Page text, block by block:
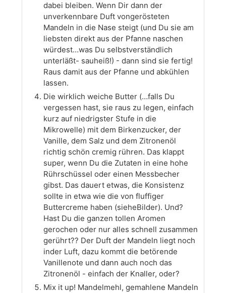
dabei bleiben. Wenn Dir dann der
unverkennbare Duft vongerösteten
Mandeln in die Nase steigt (und Du sie am
liebsten direkt aus der Pfanne naschen
würdest…was Du selbstverständlich
unterläßt- sauheiß!) - dann sind sie fertig!
Raus damit aus der Pfanne und abkühlen
lassen.
Die wirklich weiche Butter (…falls Du
vergessen hast, sie raus zu legen, einfach
kurz auf niedrigster Stufe in die
Mikrowelle) mit dem Birkenzucker, der
Vanille, dem Salz und dem Zitronenöl
richtig schön cremig rühren. Das klappt
super, wenn Du die Zutaten in eine hohe
Rührschüssel oder einen Messbecher
gibst. Das dauert etwas, die Konsistenz
sollte in etwa wie die von fluffiger
Buttercreme haben (sieheBilder). Und?
Hast Du die ganzen tollen Aromen
gerochen oder nur alles schnell zusammen
gerührt?? Der Duft der Mandeln liegt noch
inder Luft, dazu kommt die betörende
Vanillenote und dann auch noch das
Zitronenöl - einfach der Knaller, oder?
Mix it up! Mandelmehl, gemahlene Mandeln